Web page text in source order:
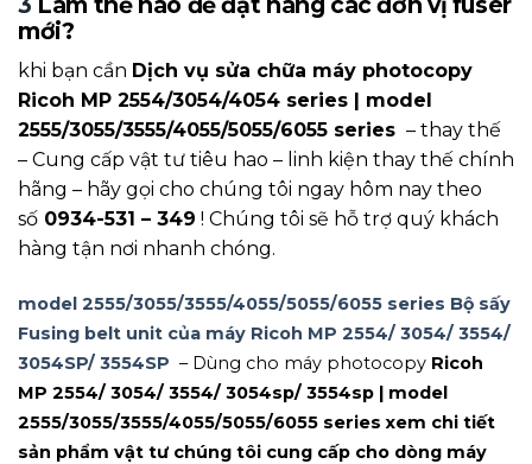
mới?
khi bạn cần Dịch vụ sửa chữa máy photocopy
Ricoh MP 2554/3054/4054 series | model
2555/3055/3555/4055/5055/6055 series – thay thế
– Cung cấp vật tư tiêu hao – linh kiện thay thế chính
hãng – hãy gọi cho chúng tôi ngay hôm nay theo
số 0934-531 – 349 ! Chúng tôi sẽ hỗ trợ quý khách
hàng tận nơi nhanh chóng.
model 2555/3055/3555/4055/5055/6055 series Bộ sấy
Fusing belt unit của máy Ricoh MP 2554/ 3054/ 3554/
3054SP/ 3554SP – Dùng cho máy photocopy Ricoh
MP 2554/ 3054/ 3554/ 3054sp/ 3554sp | model
2555/3055/3555/4055/5055/6055 series xem chi tiết
sản phẩm vật tư chúng tôi cung cấp cho dòng máy